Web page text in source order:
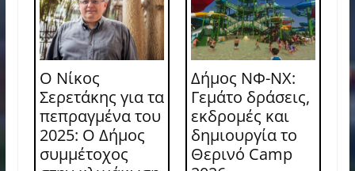
Ο Νίκος
Σερετάκης για τα
πεπραγμένα του
2025: Ο Δήμος
συμμέτοχος
Δήμος ΝΦ-ΝΧ:
Γεμάτο δράσεις,
εκδρομές και
δημιουργία το
Θερινό Camp